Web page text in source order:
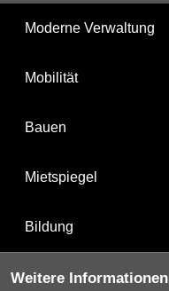
Moderne Verwaltung
Mobilität
Bauen
Mietspiegel
Bildung
Weitere Informationen